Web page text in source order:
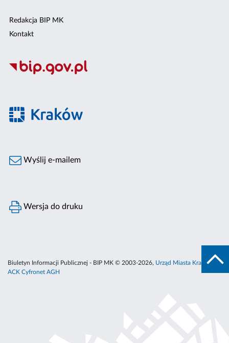
Redakcja BIP MK
Kontakt
Wyślij e-mailem
Wersja do druku
Biuletyn Informacji Publicznej - BIP MK © 2003-2026, Urząd Miasta Krakowa
ACK Cyfronet AGH